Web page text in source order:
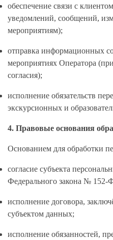
обеспечение связи с
уведомлений, сообщений,
мероприятиям);
отправка информационных
мероприятиях Оператора
согласия);
исполнение обязательств
экскурсионных и
4. Правовые основания
Основанием для обработки
согласие субъекта
Федерального закона № 152-
исполнение договора,
субъектом данных;
исполнение обязанностей,